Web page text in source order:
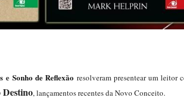
e Sonho de Reflexão resolveram presentear um leitor
, lançamentos recentes da Novo Conceito.